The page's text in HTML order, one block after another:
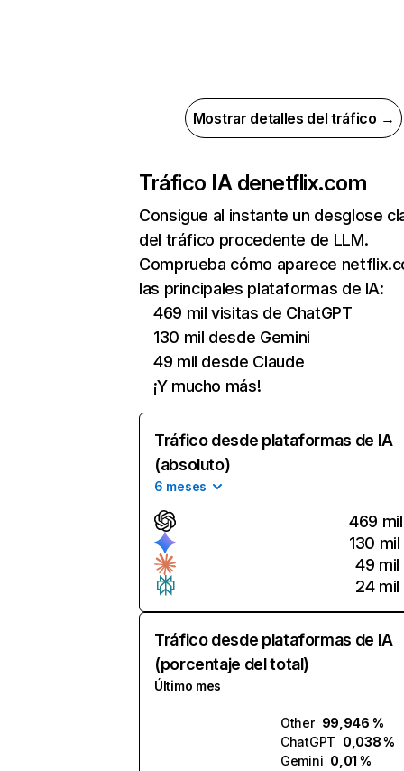
Mostrar detalles del tráfico →
Tráfico IA denetflix.com
Consigue al instante un desglose
del tráfico procedente de LLM.
Comprueba cómo aparece
las principales plataformas de IA:
469 mil visitas de ChatGPT
130 mil desde Gemini
49 mil desde Claude
¡Y mucho más!
Tráfico desde plataformas de IA
(absoluto)
6 meses
469 mil
130 mil
49 mil
24 mil
Tráfico desde plataformas de IA
(porcentaje del total)
Último mes
Other 99,946 %
ChatGPT 0,038 %
Gemini 0,01 %